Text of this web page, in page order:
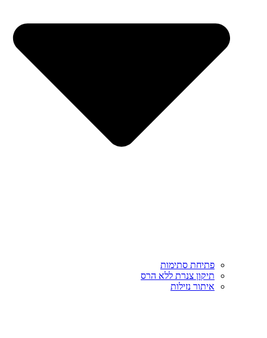
פתיחת סתימות
תיקון צנרת ללא הרס
איתור נזילות